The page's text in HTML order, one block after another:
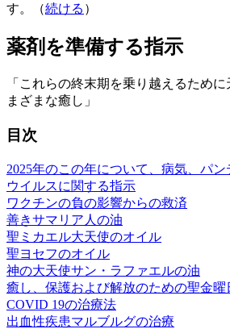
す。（続ける ）
薬剤を準備する指示
「これらの終末期を乗り越えるため
まざまな癒し」
目次
2025年のこの年について、病気、パ
ウイルスに関する指示
ワクチンの負の影響からの救済
善きサマリア人の油
聖ミカエル大天使のオイル
聖ヨセフのオイル
神の大天使サン・ラファエルの油
癒し、保護および解放のための聖金曜
COVID 19の治療法
出血性疾患マルブルグの治療